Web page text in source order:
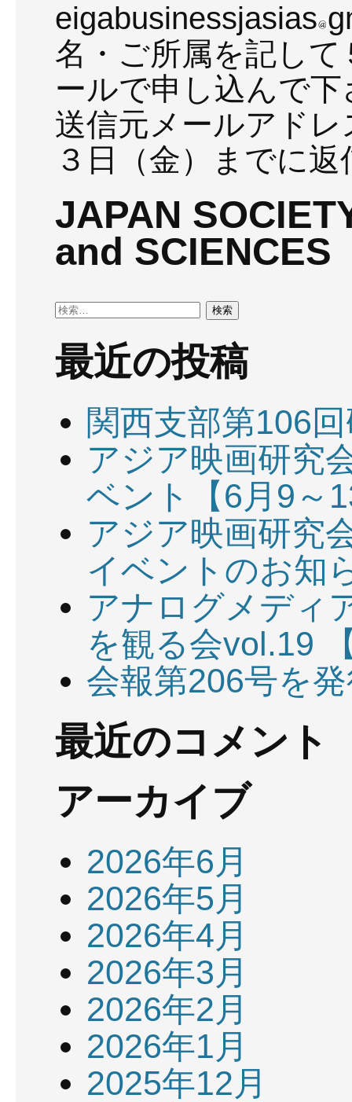
eigabusinessjasias
名・ご所属を記し
ールで申し込んで下
送信元メールアド
３日（金）までに
JAPAN
and SCIENCES
検
最近の投稿
関西支部第106
アジア映画研究
ベント【6月9～
アジア映画研究
イベントのお知
アナログメディ
を観る会vol.19
会報第206号を
最近のコメント
アーカイブ
2026年6月
2026年5月
2026年4月
2026年3月
2026年2月
2026年1月
2025年12月